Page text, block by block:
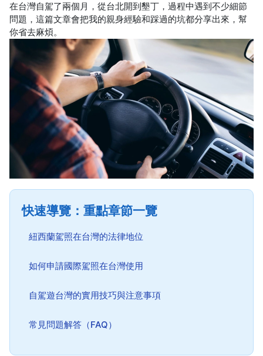
在台灣自駕了兩個月，從台北開到墾丁，過程中遇到不少細節
問題，這篇文章會把我的親身經驗和踩過的坑都分享出來，幫
你省去麻煩。
快速導覽：重點章節一覽
紐西蘭駕照在台灣的法律地位
如何申請國際駕照在台灣使用
自駕遊台灣的實用技巧與注意事項
常見問題解答（FAQ）